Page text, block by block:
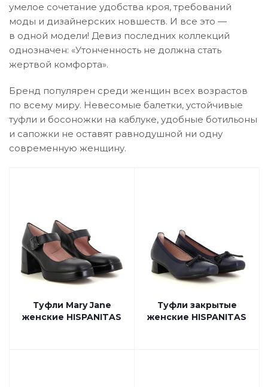
умелое сочетание удобства кроя, требований
моды и дизайнерских новшеств. И все это —
в одной модели! Девиз последних коллекций
однозначен: «Утонченность не должна стать
жертвой комфорта».
Бренд популярен среди женщин всех возрастов
по всему миру. Невесомые балетки, устойчивые
туфли и босоножки на каблуке, удобные ботильоны
и сапожки не оставят равнодушной ни одну
современную женщину.
Туфли Mary Jane
женские HISPANITAS
Туфли закрытые
женские HISPANITAS